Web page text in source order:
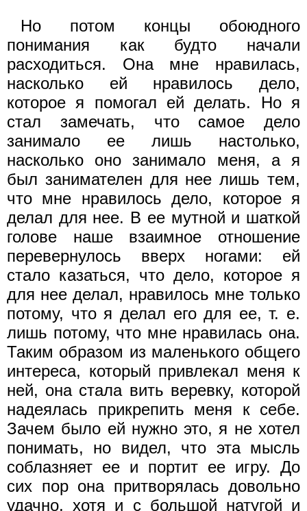
Но потом концы обоюдного
понимания как будто начали
расходиться. Она мне нравилась,
насколько ей нравилось дело,
которое я помогал ей делать. Но я
стал замечать, что самое дело
занимало ее лишь настолько,
насколько оно занимало меня, а я
был занимателен для нее лишь тем,
что мне нравилось дело, которое я
делал для нее. В ее мутной и шаткой
голове наше взаимное отношение
перевернулось вверх ногами: ей
стало казаться, что дело, которое я
для нее делал, нравилось мне только
потому, что я делал его для ее, т. е.
лишь потому, что мне нравилась она.
Таким образом из маленького общего
интереса, который привлекал меня к
ней, она стала вить веревку, которой
надеялась прикрепить меня к себе.
Зачем было ей нужно это, я не хотел
понимать, но видел, что эта мысль
соблазняет ее и портит ее игру. До
сих пор она притворялась довольно
удачно, хотя и с большой натугой и